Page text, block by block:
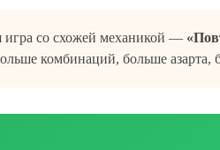
игра со схожей механикой —
комбинаций, больше азарта,